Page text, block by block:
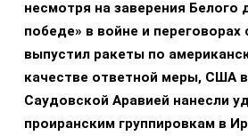
несмотря на заверения Белого
победе» в войне и переговорах
выпустил ракеты по
качестве ответной меры, США
Саудовской Аравией нанесли
проиранским группировкам в